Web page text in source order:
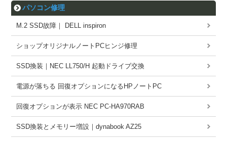
パソコン修理
M.2 SSD故障｜ DELL inspiron
ショップオリジナルノートPCヒンジ修理
SSD換装｜NEC LL750/H 起動ドライブ交換
電源が落ちる 回復オプションになるHPノートPC
回復オプションが表示 NEC PC-HA970RAB
SSD換装とメモリー増設｜dynabook AZ25